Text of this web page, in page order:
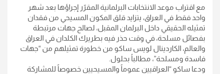
مع اقتراب موعد الانتخابات البرلمانية المقرّر إجراؤها بعد شهر
واحد فقط في العراق، يتزايد قلق المكون المسيحي من فقدان
تمثيله الحقيقي داخل البرلمان المقبل، لصالح جهات مرتبطة
بفصائل مسلحة، في وقت حذر فيه بطريرك الكلدان في العراق
والعالم، الكاردينال لويس ساكو من خطورة تمثيلهم من “جهات
فاسدة ومسلحة”، مطالباً بحلول.
ودعا ساكو “العراقيين عموماً والمسيحيين خصوصاً للمشاركة